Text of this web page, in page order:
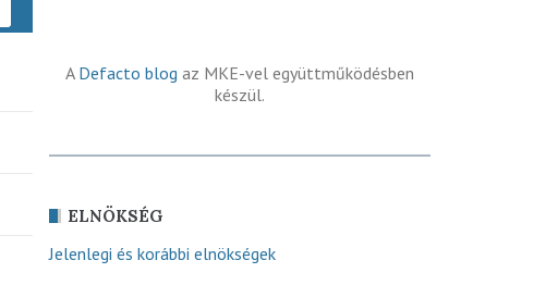
A Defacto blog az MKE-vel együttműködésben
készül.
ELNÖKSÉG
Jelenlegi és korábbi elnökségek